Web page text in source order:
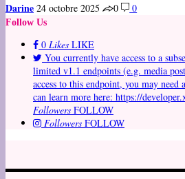
Darine 24 octobre 2025 0 0
Follow Us
0 Likes LIKE
You currently have access to a
limited v1.1 endpoints (e.g. media
access to this endpoint, you may need
can learn more here: https://
Followers FOLLOW
Followers FOLLOW